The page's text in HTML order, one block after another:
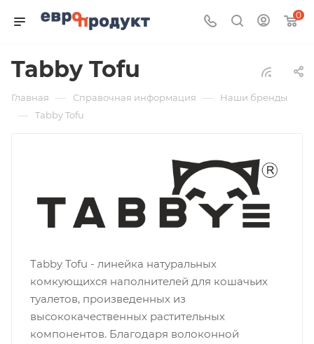
0
Tabby Tofu
Главная — Справочная информация — Наши бренды
— Tabby Tofu
Tabby Tofu - линейка натуральных
комкующихся наполнителей для кошачьих
туалетов, произведенных из
высококачественных растительных
компонентов. Благодаря волоконной